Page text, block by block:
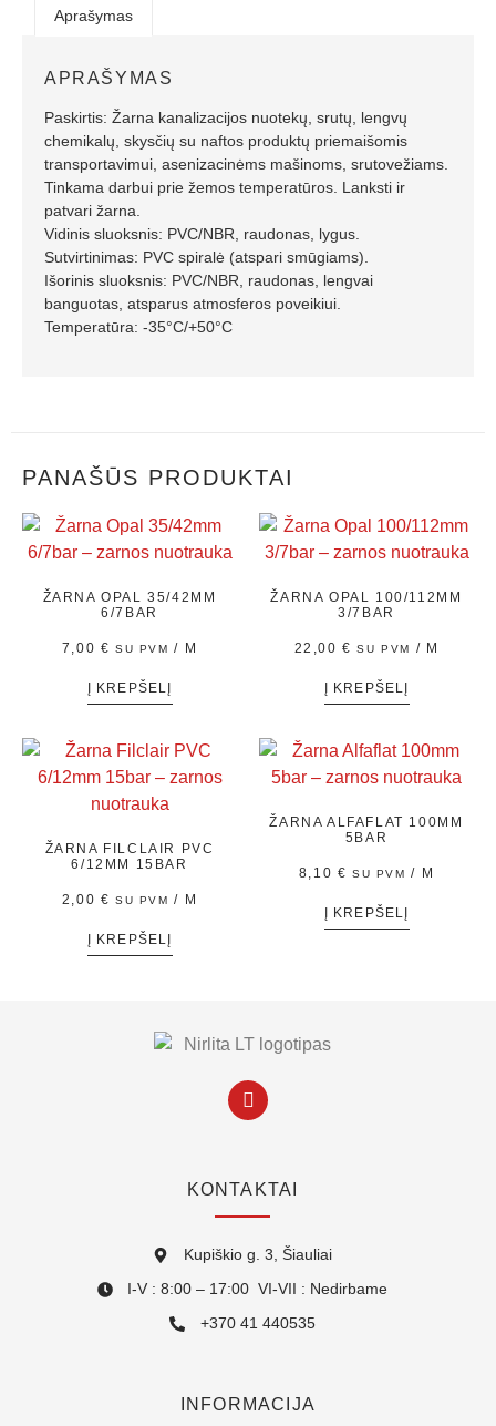
Aprašymas
APRAŠYMAS
Paskirtis: Žarna kanalizacijos nuotekų, srutų, lengvų
chemikalų, skysčių su naftos produktų priemaišomis
transportavimui, asenizacinėms mašinoms, srutovežiams.
Tinkama darbui prie žemos temperatūros. Lanksti ir
patvari žarna.
Vidinis sluoksnis: PVC/NBR, raudonas, lygus.
Sutvirtinimas: PVC spiralė (atspari smūgiams).
Išorinis sluoksnis: PVC/NBR, raudonas, lengvai
banguotas, atsparus atmosferos poveikiui.
Temperatūra: -35°C/+50°C
PANAŠŪS PRODUKTAI
ŽARNA OPAL 35/42MM
6/7BAR
7,00 € SU PVM / M
Į KREPŠELĮ
ŽARNA OPAL 100/112MM
3/7BAR
22,00€ SU PVM / M
Į KREPŠELĮ
ŽARNA FILCLAIR PVC
6/12MM 15BAR
2,00 € SU PVM / M
Į KREPŠELĮ
ŽARNA ALFAFLAT 100MM
5BAR
8,10 € SU PVM / M
Į KREPŠELĮ
KONTAKTAI
Kupiškio g. 3, Šiauliai
I-V : 8:00 – 17:00 VI-VII : Nedirbame
+370 41 440535
INFORMACIJA